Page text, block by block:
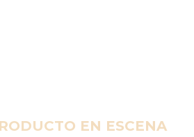
EN ESCENA